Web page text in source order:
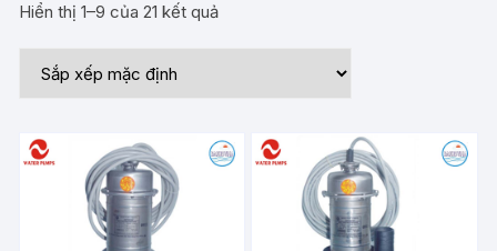
Hiển thị 1–9 của 21 kết quả